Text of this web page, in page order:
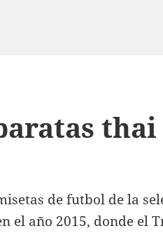
thai
de futbol de la
el año 2015, donde el